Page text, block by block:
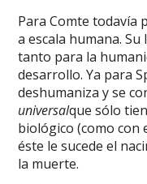
Para Comte todavía
a escala humana.
tanto para la
desarrollo. Ya para
deshumaniza y se
universalque sólo
biológico (como con
éste le sucede el
la muerte.